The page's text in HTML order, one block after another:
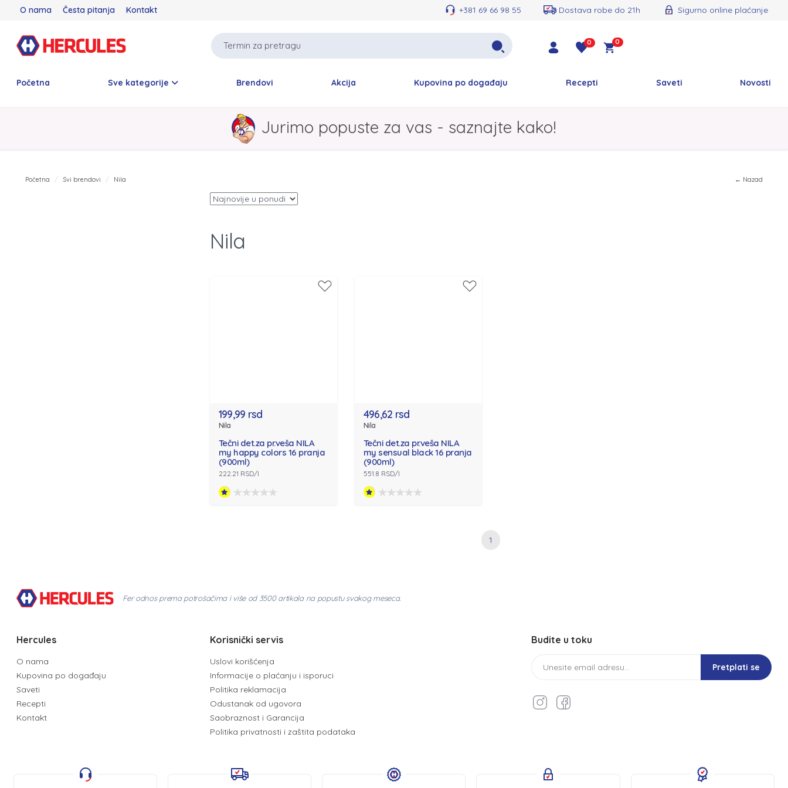
O nama Česta pitanja Kontakt +381 69 66 98 55 Dostava robe do 21h Sigurno online plaćanje
0 0
Početna Sve kategorije Brendovi Akcija Kupovina po događaju Recepti Saveti Novosti
Jurimo popuste za vas - saznajte kako!
Početna Svi brendovi Nila ← Nazad
Nila
199,99 rsd
Nila
Tečni det.za pr.veša NILA
my happy colors 16 pranja
(900ml)
222.21 RSD/l
496,62 rsd
Nila
Tečni det.za pr.veša NILA
my sensual black 16 pranja
(900ml)
551.8 RSD/l
1
Fer odnos prema potrošačima i više od 3500 artikala na popustu svakog meseca.
Hercules
O nama
Kupovina po događaju
Saveti
Recepti
Kontakt
Korisnički servis
Uslovi korišćenja
Informacije o plaćanju i isporuci
Politika reklamacija
Odustanak od ugovora
Saobraznost i Garancija
Politika privatnosti i zaštita podataka
Budite u toku
Pretplati se